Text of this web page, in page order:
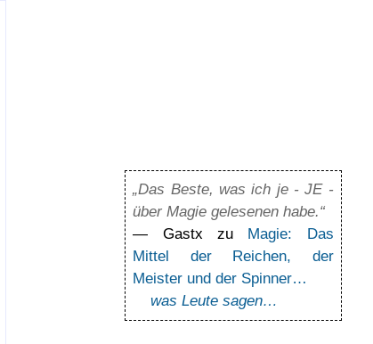
„Das Beste, was ich je - JE -
über Magie gelesenen habe.“
— Gastx zu Magie: Das
Mittel der Reichen, der
Meister und der Spinner…
was Leute sagen…